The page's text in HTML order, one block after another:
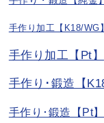
手作り加工【K18/WG】
手作り加工【Pt】
手作り･鍛造【
手作り･鍛造【Pt】